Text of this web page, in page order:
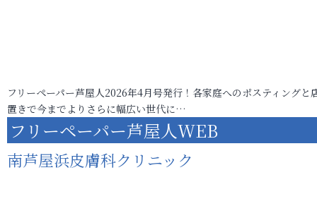
フリーペーパー芦屋人2026年4月号発行！各家庭へのポスティングと
置きで今までよりさらに幅広い世代に…
フリーペーパー芦屋人WEB
南芦屋浜皮膚科クリニック